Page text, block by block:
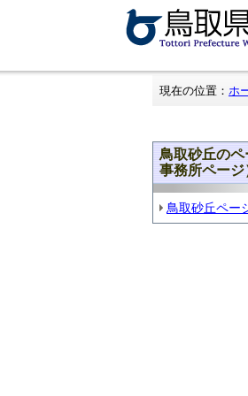
現在の位置： ホ
鳥取砂丘の
事務所ページ
鳥取砂丘ペー